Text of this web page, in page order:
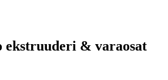
ekstruuderi & varaosat